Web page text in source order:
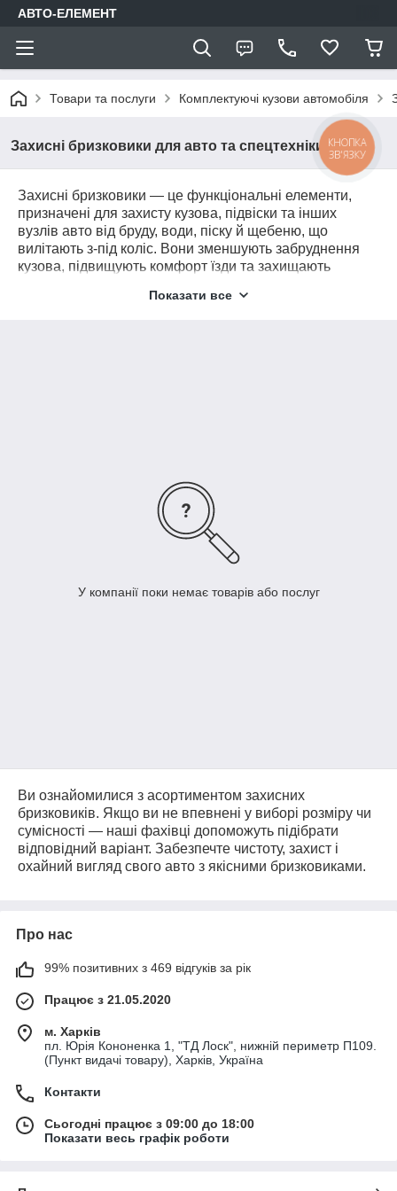
АВТО-ЕЛЕМЕНТ
Товари та послуги Комплектуючі кузови автомобіля
Захисні бризковики для авто та спецтехніки
Захисні бризковики — це функціональні елементи,
призначені для захисту кузова, підвіски та інших
вузлів авто від бруду, води, піску й щебеню, що
вилітають з-під коліс. Вони зменшують забруднення
кузова, підвищують комфорт їзди та захищають
асортименті — універсальні та модельні бризковики
Показати все
У компанії поки немає товарів або послуг
Ви ознайомилися з асортиментом захисних
бризковиків. Якщо ви не впевнені у виборі розміру чи
сумісності — наші фахівці допоможуть підібрати
відповідний варіант. Забезпечте чистоту, захист і
охайний вигляд свого авто з якісними бризковиками.
Про нас
99% позитивних з 469 відгуків за рік
Працює з 21.05.2020
м. Харків
пл. Юрія Кононенка 1, "ТД Лоск", нижній периметр П109.
(Пункт видачі товару), Харків, Україна
Контакти
Сьогодні працює з 09:00 до 18:00
Показати весь графік роботи
КНОПКА
ЗВ'ЯЗКУ